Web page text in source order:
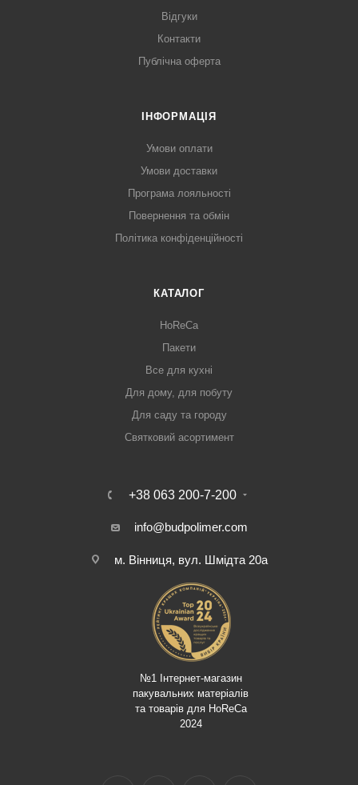
Відгуки
Контакти
Публічна оферта
ІНФОРМАЦІЯ
Умови оплати
Умови доставки
Програма лояльності
Повернення та обмін
Політика конфіденційності
КАТАЛОГ
HoReCa
Пакети
Все для кухні
Для дому, для побуту
Для саду та городу
Святковий асортимент
+38 063 200-7-200
info@budpolimer.com
м. Вінниця, вул. Шмідта 20а
№1 Інтернет-магазин
пакувальних матеріалів
та товарів для HoReCa
2024